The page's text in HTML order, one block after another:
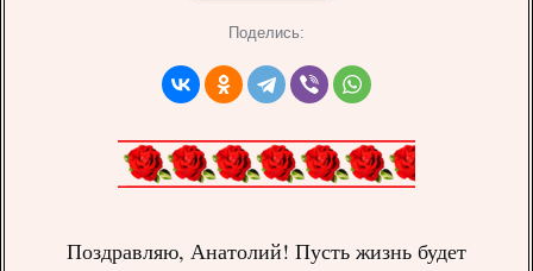
Поделись:
Поздравляю, Анатолий! Пусть жизнь будет